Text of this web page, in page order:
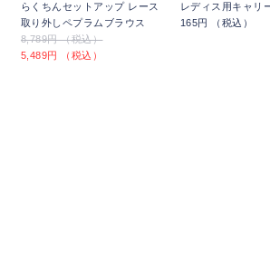
らくちんセットアップ レース
取り外しペプラムブラウス
8,789円 （税込）
5,489円 （税込）
レディス用キャリ
165円 （税込）